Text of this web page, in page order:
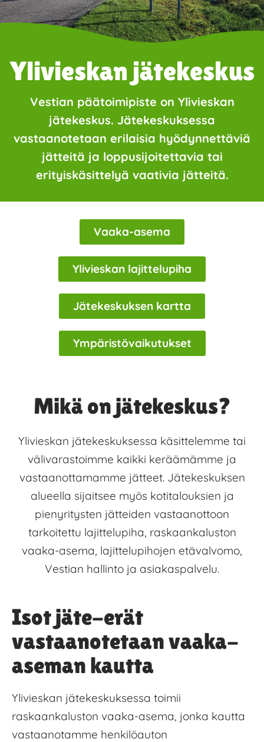
Ylivieskan jätekeskus
Vestian päätoimipiste on Ylivieskan
jätekeskus. Jätekeskuksessa
vastaanotetaan erilaisia hyödynnettäviä
jätteitä ja loppusijoitettavia tai
erityiskäsittelyä vaativia jätteitä.
Vaaka-asema
Ylivieskan lajittelupiha
Jätekeskuksen kartta
Ympäristövaikutukset
Mikä on jätekeskus?
Ylivieskan jätekeskuksessa käsittelemme tai
välivarastoimme kaikki keräämämme ja
vastaanottamamme jätteet. Jätekeskuksen
alueella sijaitsee myös kotitalouksien ja
pienyritysten jätteiden vastaanottoon
tarkoitettu lajittelupiha, raskaankaluston
vaaka-asema, lajittelupihojen etävalvomo,
Vestian hallinto ja asiakaspalvelu.
Isot jäte-erät
vastaanotetaan vaaka-
aseman kautta
Ylivieskan jätekeskuksessa toimii
raskaankaluston vaaka-asema, jonka kautta
vastaanotamme henkilöauton